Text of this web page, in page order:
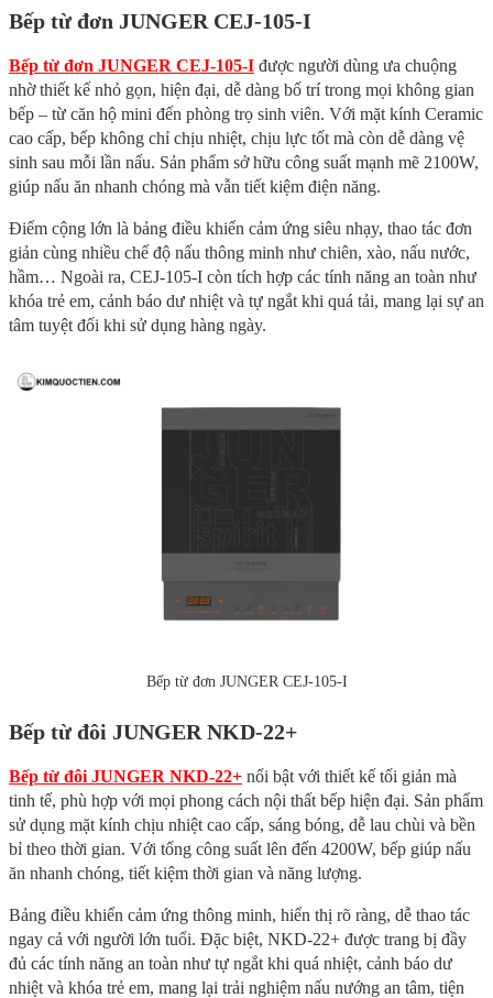
Bếp từ đơn JUNGER CEJ-105-I
Bếp từ đơn JUNGER CEJ-105-I được người dùng ưa chuộng
nhờ thiết kế nhỏ gọn, hiện đại, dễ dàng bố trí trong mọi không gian
bếp – từ căn hộ mini đến phòng trọ sinh viên. Với mặt kính Ceramic
cao cấp, bếp không chỉ chịu nhiệt, chịu lực tốt mà còn dễ dàng vệ
sinh sau mỗi lần nấu. Sản phẩm sở hữu công suất mạnh mẽ 2100W,
giúp nấu ăn nhanh chóng mà vẫn tiết kiệm điện năng.
Điểm cộng lớn là bảng điều khiển cảm ứng siêu nhạy, thao tác đơn
giản cùng nhiều chế độ nấu thông minh như chiên, xào, nấu nước,
hầm… Ngoài ra, CEJ-105-I còn tích hợp các tính năng an toàn như
khóa trẻ em, cảnh báo dư nhiệt và tự ngắt khi quá tải, mang lại sự an
tâm tuyệt đối khi sử dụng hàng ngày.
Bếp từ đơn JUNGER CEJ-105-I
Bếp từ đôi JUNGER NKD-22+
Bếp từ đôi JUNGER NKD-22+ nổi bật với thiết kế tối giản mà
tinh tế, phù hợp với mọi phong cách nội thất bếp hiện đại. Sản phẩm
sử dụng mặt kính chịu nhiệt cao cấp, sáng bóng, dễ lau chùi và bền
bỉ theo thời gian. Với tổng công suất lên đến 4200W, bếp giúp nấu
ăn nhanh chóng, tiết kiệm thời gian và năng lượng.
Bảng điều khiển cảm ứng thông minh, hiển thị rõ ràng, dễ thao tác
ngay cả với người lớn tuổi. Đặc biệt, NKD-22+ được trang bị đầy
đủ các tính năng an toàn như tự ngắt khi quá nhiệt, cảnh báo dư
nhiệt và khóa trẻ em, mang lại trải nghiệm nấu nướng an tâm, tiện